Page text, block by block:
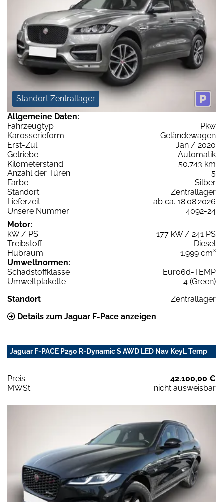
Standort Zentrallager
Allgemeine Daten:
Fahrzeugtyp
Pkw
Karosserieform
Geländewagen
Erst-Zul.
Jan / 2020
Getriebe
Automatik
Kilometerstand
50.743 km
Anzahl der Türen
5
Farbe
Silber
Standort
Zentrallager
Lieferzeit
ab ca. 18.08.2026
Unsere Nummer
4092-24
Motor:
kW / PS
177 kW / 241 PS
Treibstoff
Diesel
Hubraum
1.999 cm³
Umweltnormen:
Schadstoffklasse
Euro6d-TEMP
Umweltplakette
4 (Green)
Standort
Zentrallager
Details zum Jaguar F-Pace anzeigen
Jaguar F-PACE P250 R-Dynamic S AWD LED Nav KeyL Temp
Preis:
42.100,00 €
MWSt:
nicht ausweisbar